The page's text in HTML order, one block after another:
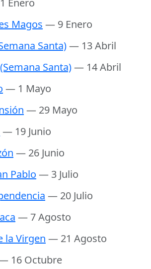
Enero
Magos — 9 Enero
Santa)— 13 Abril
Santa)— 14 Abril
— 1 Mayo
— 29 Mayo
— 19 Junio
— 26 Junio
Pablo — 3 Julio
— 20 Julio
— 7 Agosto
la Virgen — 21 Agosto
16 Octubre